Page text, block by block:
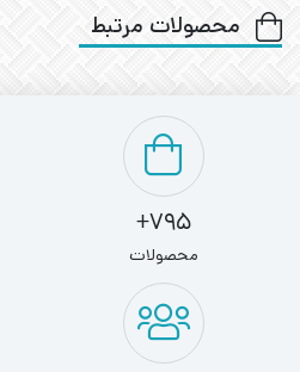
محصولات مرتبط
795+
محصولات